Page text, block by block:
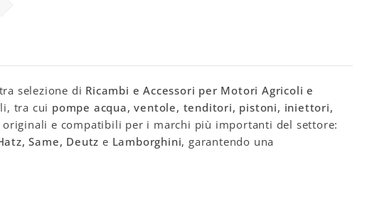
selezione di Ricambi e Accessori per Motori Agricoli e
tra cui pompe acqua, ventole, tenditori, pistoni, iniettori,
e compatibili per i marchi più importanti del settore:
Same, Deutz e Lamborghini, garantendo una